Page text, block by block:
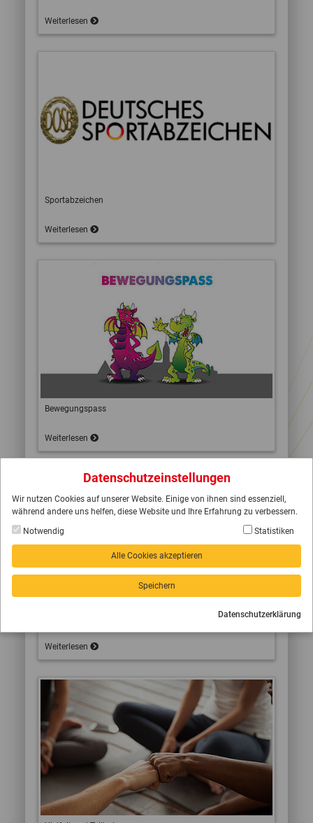
Datenschutzeinstellungen
Wir nutzen Cookies auf unserer Website. Einige von ihnen sind essenziell,
während andere uns helfen, diese Website und Ihre Erfahrung zu verbessern.
Notwendig
Statistiken
Alle Cookies akzeptieren
Speichern
Datenschutzerklärung
Weiterlesen
Sportabzeichen
Weiterlesen
Bewegungspass
Weiterlesen
Weiterlesen